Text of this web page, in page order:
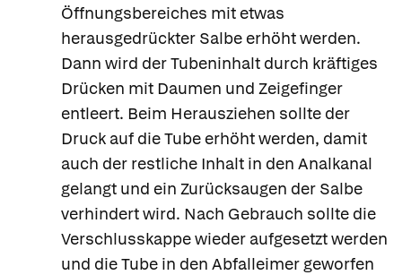
Öffnungsbereiches mit etwas
herausgedrückter Salbe erhöht werden.
Dann wird der Tubeninhalt durch kräftiges
Drücken mit Daumen und Zeigefinger
entleert. Beim Herausziehen sollte der
Druck auf die Tube erhöht werden, damit
auch der restliche Inhalt in den Analkanal
gelangt und ein Zurücksaugen der Salbe
verhindert wird. Nach Gebrauch sollte die
Verschlusskappe wieder aufgesetzt werden
und die Tube in den Abfalleimer geworfen